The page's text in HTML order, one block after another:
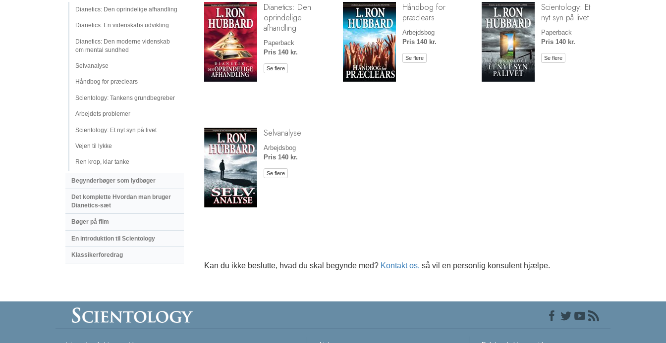
Dianetics: Den
oprindelige
afhandling
Paperback
Pris 140 kr.
Se flere
Håndbog for
præclears
Arbejdsbog
Pris 140 kr.
Se flere
Scientology: Et
nyt syn på livet
Paperback
Pris 140 kr.
Se flere
Selvanalyse
Arbejdsbog
Pris 140 kr.
Se flere
Kan du ikke beslutte, hvad du skal begynde med? Kontakt os, så vil en personlig konsulent hjælpe.
Dianetics: Den oprindelige afhandling
Dianetics: En videnskabs udvikling
Dianetics: Den moderne videnskab
om mental sundhed
Selvanalyse
Håndbog for præclears
Scientology: Tankens grundbegreber
Arbejdets problemer
Scientology: Et nyt syn på livet
Vejen til lykke
Ren krop, klar tanke
Begynderbøger som lydbøger
Det komplette Hvordan man bruger
Dianetics-sæt
Bøger på film
En introduktion til Scientology
Klassikerforedrag